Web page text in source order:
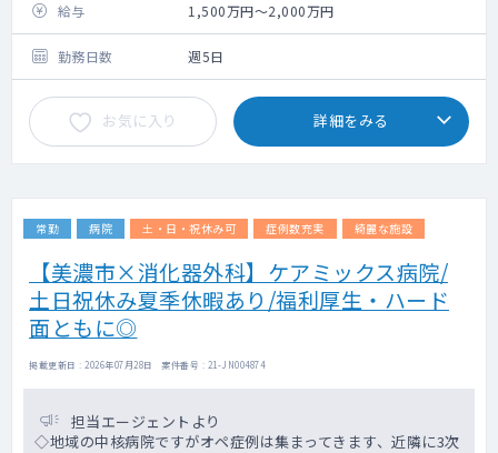
給与 1,500万円～2,000万円
勤務日数 週5日
お気に入り 詳細をみる
常勤 病院 土・日・祝休み可 症例数充実 綺麗な施設
【美濃市×消化器外科】ケアミックス病院/
土日祝休み夏季休暇あり/福利厚生・ハード
面ともに◎
掲載更新日 : 2026年07月28日 案件番号 : 21-JN004874
担当エージェントより
◇地域の中核病院ですがオペ症例は集まってきます、近隣に3次